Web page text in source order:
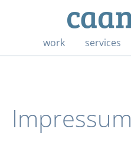
work services
Impressum